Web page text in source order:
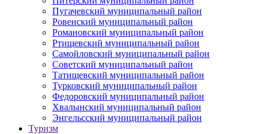
Пугачевский муниципальный район
Ровенский муниципальный район
Романовский муниципальный район
Ртищевский муниципальный район
Самойловский муниципальный район
Советский муниципальный район
Татищевский муниципальный район
Турковский муниципальный район
Федоровский муниципальный район
Хвалынский муниципальный район
Энгельсский муниципальный район
Туризм